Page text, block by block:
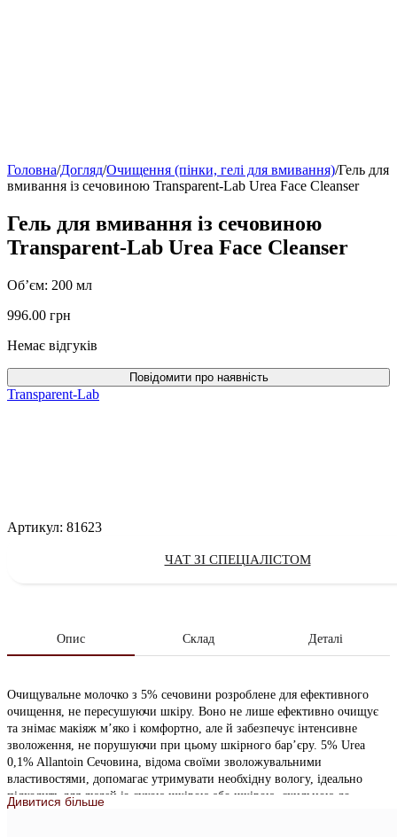
Головна/Догляд/Очищення (пінки, гелі для вмивання)/Гель для
вмивання із сечовиною Transparent-Lab Urea Face Cleanser
Гель для вмивання із сечовиною
Transparent-Lab Urea Face Cleanser
Об’єм: 200 мл
996.00 грн
Немає відгуків
Transparent-Lab
Артикул: 81623
ЧАТ ЗІ СПЕЦІАЛІСТОМ
Опис Склад Деталі
Очищувальне молочко з 5% сечовини розроблене для ефективного
очищення, не пересушуючи шкіру. Воно не лише ефективно очищує
та знімає макіяж м’яко і комфортно, але й забезпечує інтенсивне
зволоження, не порушуючи при цьому шкірного бар’єру. 5% Urea
0,1% Allantoin Сечовина, відома своїми зволожувальними
властивостями, допомагає утримувати необхідну вологу, ідеально
підходить для людей із сухою шкірою або шкірою, схильною до
зневоднення. Ідеальне для щоденного використання, це очищувальне
Дивитися більше